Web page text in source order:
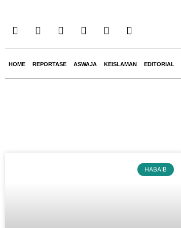
HOME REPORTASE ASWAJA KEISLAMAN EDITORIAL
HABAIB